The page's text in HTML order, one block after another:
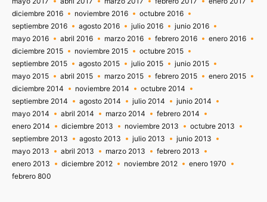
diciembre 2016
noviembre 2016
octubre 2016
septiembre 2016
agosto 2016 julio 2016
junio 2016
mayo 2016
abril 2016 marzo 2016 febrero 2016
enero 2016
diciembre 2015
noviembre 2015
octubre 2015
septiembre 2015
agosto 2015 julio 2015
junio 2015
mayo 2015
abril 2015 marzo 2015 febrero 2015
enero 2015
diciembre 2014
noviembre 2014
octubre 2014
septiembre 2014
agosto 2014 julio 2014
junio 2014
mayo 2014
abril 2014 marzo 2014
febrero 2014
enero 2014
diciembre 2013 noviembre 2013
octubre 2013
septiembre 2013
agosto 2013 julio 2013
junio 2013
mayo 2013
abril 2013 marzo 2013
febrero 2013
enero 2013
diciembre 2012 noviembre 2012
enero 1970
febrero 800